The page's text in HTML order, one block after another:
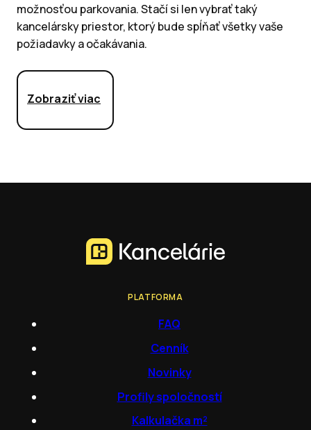
možnosťou parkovania. Stačí si len vybrať taký
kancelársky priestor, ktorý bude spĺňať všetky vaše
požiadavky a očakávania.
Zobraziť viac
PLATFORMA
FAQ
Cenník
Novinky
Profily spoločností
Kalkulačka m²